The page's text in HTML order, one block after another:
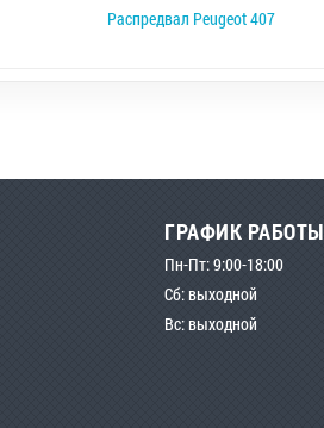
Распредвал Peugeot 407
ГРАФИК РАБОТЫ
Пн-Пт: 9:00-18:00
Сб: выходной
Вс: выходной